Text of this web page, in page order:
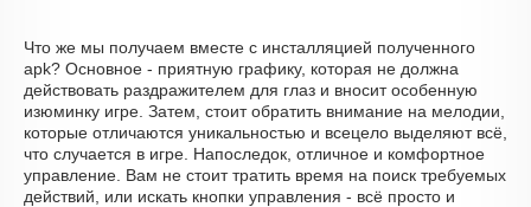
Что же мы получаем вместе с инсталляцией полученного
apk? Основное - приятную графику, которая не должна
действовать раздражителем для глаз и вносит особенную
изюминку игре. Затем, стоит обратить внимание на мелодии,
которые отличаются уникальностью и всецело выделяют всё,
что случается в игре. Напоследок, отличное и комфортное
управление. Вам не стоит тратить время на поиск требуемых
действий, или искать кнопки управления - всё просто и